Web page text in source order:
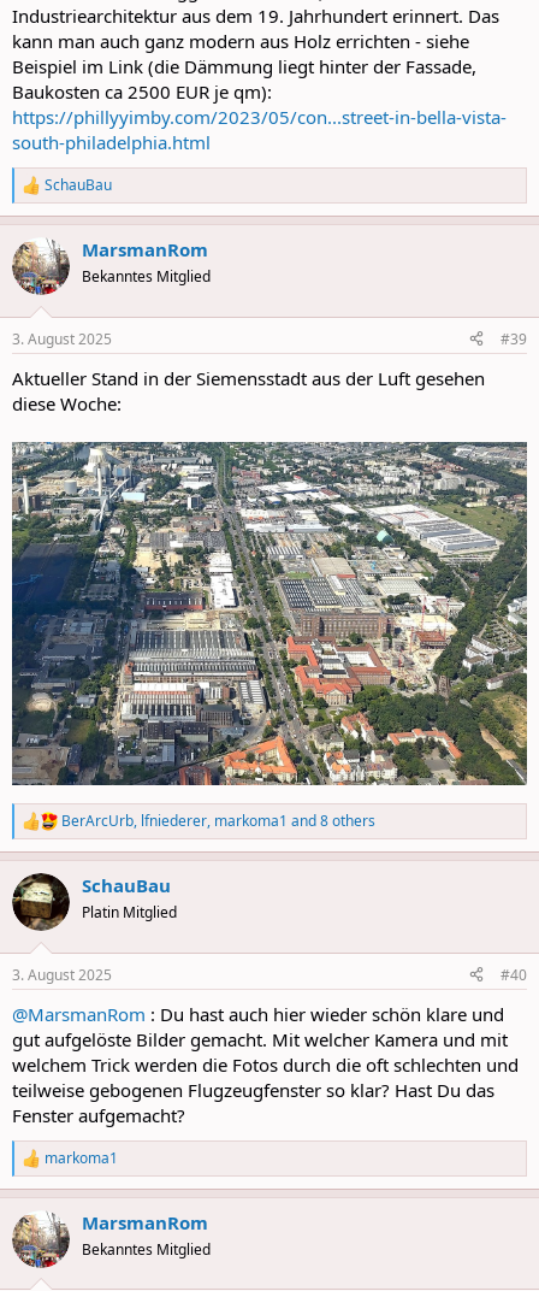
Industriearchitektur aus dem 19. Jahrhundert erinnert. Das
kann man auch ganz modern aus Holz errichten - siehe
Beispiel im Link (die Dämmung liegt hinter der Fassade,
Baukosten ca 2500 EUR je qm):
https://phillyyimby.com/2023/05/con...street-in-bella-vista-
south-philadelphia.html
R
e
a
c
t
i
s
SchauBau
MarsmanRom
Bekanntes Mitglied
3. August 2025 #39
Aktueller Stand in der Siemensstadt aus der Luft gesehen
diese Woche:
R
e
a
c
t
i
s
BerArcUrb, lfniederer, markoma1 and 8 others
SchauBau
Platin Mitglied
3. August 2025 #40
@MarsmanRom : Du hast auch hier wieder schön klare und
gut aufgelöste Bilder gemacht. Mit welcher Kamera und mit
welchem Trick werden die Fotos durch die oft schlechten und
teilweise gebogenen Flugzeugfenster so klar? Hast Du das
Fenster aufgemacht?
R
e
a
c
t
i
markoma1
MarsmanRom
Bekanntes Mitglied